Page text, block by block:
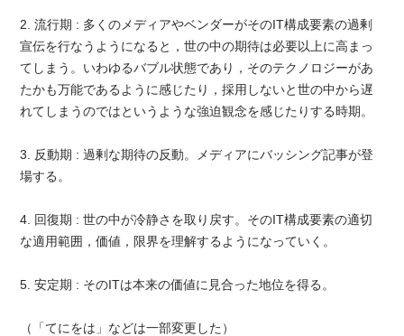
2. 流行期 : 多くのメディアやベンダーがそのIT構成要素の過剰
宣伝を行なうようになると，世の中の期待は必要以上に高まっ
てしまう。いわゆるバブル状態であり，そのテクノロジーがあ
たかも万能であるように感じたり，採用しないと世の中から遅
れてしまうのではというような強迫観念を感じたりする時期。
3. 反動期 : 過剰な期待の反動。メディアにバッシング記事が登
場する。
4. 回復期 : 世の中が冷静さを取り戻す。そのIT構成要素の適切
な適用範囲，価値，限界を理解するようになっていく。
5. 安定期 : そのITは本来の価値に見合った地位を得る。
（「てにをは」などは一部変更した）